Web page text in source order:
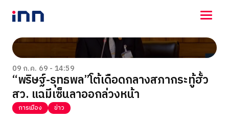
NEWS
ENTERTAINMENT
LIFESTYLE
HOROSCOPE
LOTTERY
VIDEO
09 ก.ค. 69 - 14:59
“พริษฐ์-รุทธพล”โต้เดือดกลางสภากระทู้ฮั้ว
สว. แฉมีเซ็นลาออกล่วงหน้า
การเมือง ข่าว